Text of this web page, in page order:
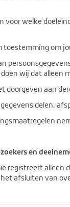
voor welke
toestemming om
wij dat alleen
doorgeven aan
delen,
en
registreert
afsluiten van